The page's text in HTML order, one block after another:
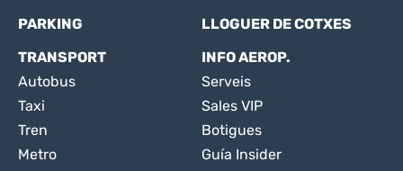
PARKING
LLOGUER DE COTXES
TRANSPORT
Autobus
Taxi
Tren
Metro
INFO AEROP.
Serveis
Sales VIP
Botigues
Guía Insider